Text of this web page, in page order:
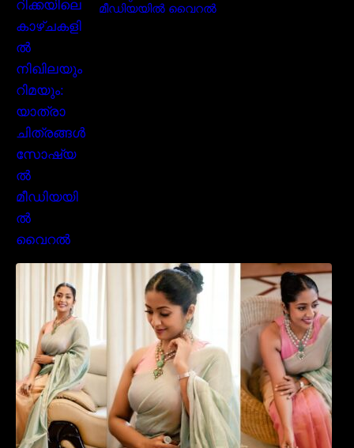
മീഡിയയിൽ വൈറൽ
സാരിയിൽ സുന്ദരിയായി മലയിലകളുടെ
പ്രിയ താരം നവ്യാ നായർ| Malayalam
favourite actress Navya Nair cute in saree